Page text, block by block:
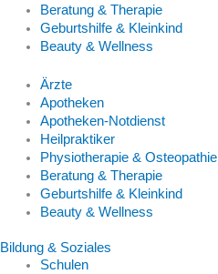
Beratung & Therapie
Geburtshilfe & Kleinkind
Beauty & Wellness
Ärzte
Apotheken
Apotheken-Notdienst
Heilpraktiker
Physiotherapie & Osteopathie
Beratung & Therapie
Geburtshilfe & Kleinkind
Beauty & Wellness
Bildung & Soziales
Schulen